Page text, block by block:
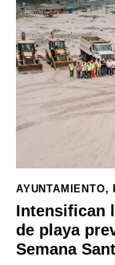
AYUNTAMIENTO,
Intensifican
de playa
Semana